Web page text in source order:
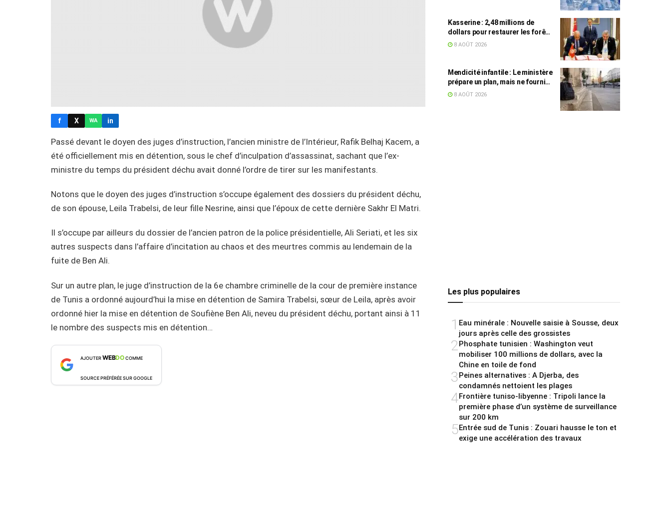
f X WA in
Passé devant le doyen des juges d’instruction, l’ancien ministre de l’Intérieur, Rafik Belhaj Kacem, a
été officiellement mis en détention, sous le chef d’inculpation d’assassinat, sachant que l’ex-
ministre du temps du président déchu avait donné l’ordre de tirer sur les manifestants.
Notons que le doyen des juges d’instruction s’occupe également des dossiers du président déchu,
de son épouse, Leila Trabelsi, de leur fille Nesrine, ainsi que l’époux de cette dernière Sakhr El Matri.
Il s’occupe par ailleurs du dossier de l’ancien patron de la police présidentielle, Ali Seriati, et les six
autres suspects dans l’affaire d’incitation au chaos et des meurtres commis au lendemain de la
fuite de Ben Ali.
Sur un autre plan, le juge d’instruction de la 6e chambre criminelle de la cour de première instance
de Tunis a ordonné aujourd’hui la mise en détention de Samira Trabelsi, sœur de Leila, après avoir
ordonné hier la mise en détention de Soufiène Ben Ali, neveu du président déchu, portant ainsi à 11
le nombre des suspects mis en détention…
AJOUTERWEBDOCOMME
SOURCE PRÉFÉRÉE SUR GOOGLE
Kasserine : 2,48 millions de
dollars pour restaurer les forêts
de pin d’Alep
8 AOÛT 2026
Mendicité infantile : Le ministère
prépare un plan, mais ne fournit
toujours aucun chiffre
8 AOÛT 2026
Les plus populaires
1 Eau minérale : Nouvelle saisie à Sousse, deux
jours après celle des grossistes
2Phosphate tunisien : Washington veut
mobiliser 100 millions de dollars, avec la
Chine en toile de fond
3Peines alternatives : A Djerba, des
condamnés nettoient les plages
4Frontière tuniso-libyenne : Tripoli lance la
première phase d’un système de surveillance
sur 200 km
5Entrée sud de Tunis : Zouari hausse le ton et
exige une accélération des travaux